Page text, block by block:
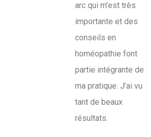
arc qui m’est très
importante et des
conseils en
homéopathie font
partie intégrante de
ma pratique. J’ai vu
tant de beaux
résultats.